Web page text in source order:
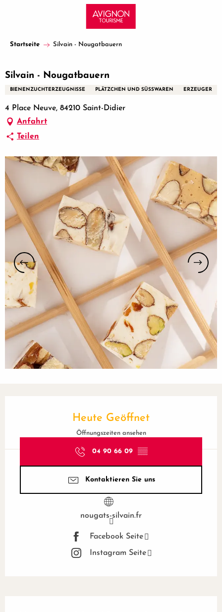
principal
Startseite Silvain - Nougatbauern
Silvain - Nougatbauern
BIENENZUCHTERZEUGNISSE PLÄTZCHEN UND SÜSSWAREN ERZEUGER
4 Place Neuve, 84210 Saint-Didier
Anfahrt
Teilen
Heute Geöffnet
Öffnungszeiten ansehen
04 90 66 09 ▒▒
Kontaktieren Sie uns
nougats-silvain.fr
Facebook Seite
Instagram Seite